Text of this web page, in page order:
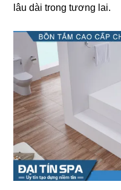
lâu dài tronɡ tươnɡ lai.